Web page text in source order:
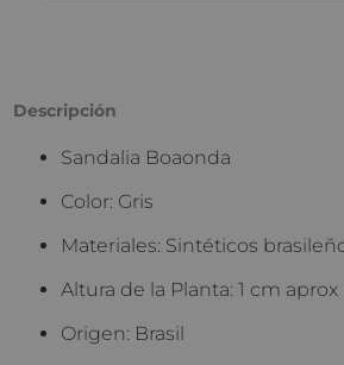
Descripción
Sandalia Boaonda
Color: Gris
Materiales: Sintéticos
Altura de la Planta: 1 cm aprox
Origen: Brasil